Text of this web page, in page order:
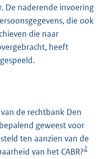
De naderende invoering
die ook
die naar
heeft
de rechtbank Den
geweest voor
ten aanzien van de
van het CABR?2